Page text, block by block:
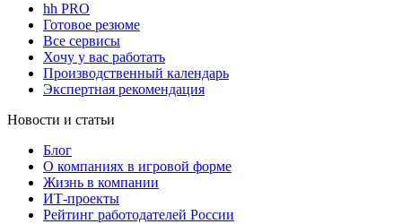
hh PRO
Готовое резюме
Все сервисы
Хочу у вас работать
Производственный календарь
Экспертная рекомендация
Новости и статьи
Блог
О компаниях в игровой форме
Жизнь в компании
ИТ-проекты
Рейтинг работодателей России